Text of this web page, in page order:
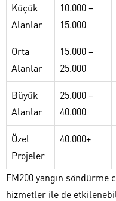
Küçük
Alanlar
10.000 –
15.000
Orta
Alanlar
15.000 –
25.000
Büyük
Alanlar
25.000 –
40.000
Özel
Projeler
40.000+
FM200 yangın söndürme
hizmetler ile de